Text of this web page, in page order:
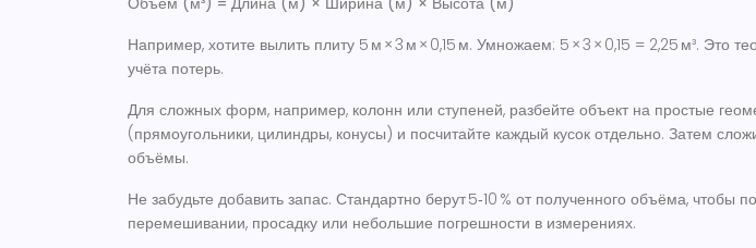
Например, хотите вылить плиту 5 м × 3 м × 0,15 м. Умножаем: 5 × 3 × 0,15 = 2,25 м³. Это
учёта потерь.
Для сложных форм, например, колонн или ступеней, разбейте объект на простые
(прямоугольники, цилиндры, конусы) и посчитайте каждый кусок отдельно. Затем
объёмы.
Не забудьте добавить запас. Стандартно берут 5‑10 % от полученного объёма, чтобы
перемешивании, просадку или небольшие погрешности в измерениях.